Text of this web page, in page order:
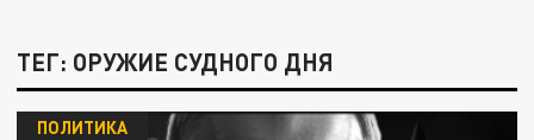
ТЕГ: ОРУЖИЕ СУДНОГО ДНЯ
ПОЛИТИКА